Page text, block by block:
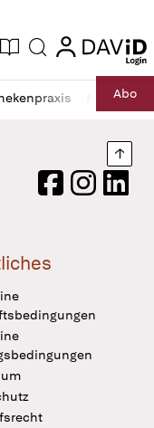
Ausgabe
Suche login
RechtAbo
FacebookInstagram